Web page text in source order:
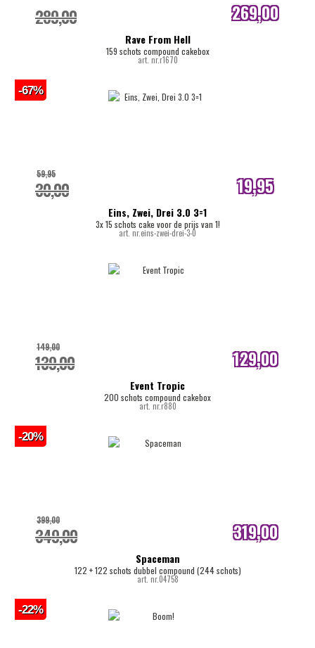
Rave From Hell
159 schots compound cakebox
art. nr.r1670
289,00 269,00
internetprijs
Eins, Zwei, Drei 3.0 3=1
3x 15 schots cake voor de prijs van 1!
art. nr.eins-zwei-drei-3-0
30,00
59,95 19,95
internetprijs
-67%
Event Tropic
200 schots compound cakebox
art. nr.r880
139,00
149,00 129,00
internetprijs
Spaceman
122 + 122 schots dubbel compound (244 schots)
art. nr.04758
349,00
399,00 319,00
internetprijs
-20%
-22%